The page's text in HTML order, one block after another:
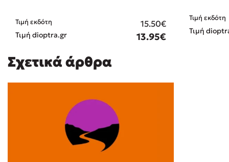
Τιμή εκδότη 15.50€
Τιμή dioptra.gr 13.95€
Τιμή εκδότη
Τιμή
Σχετικά άρθρα